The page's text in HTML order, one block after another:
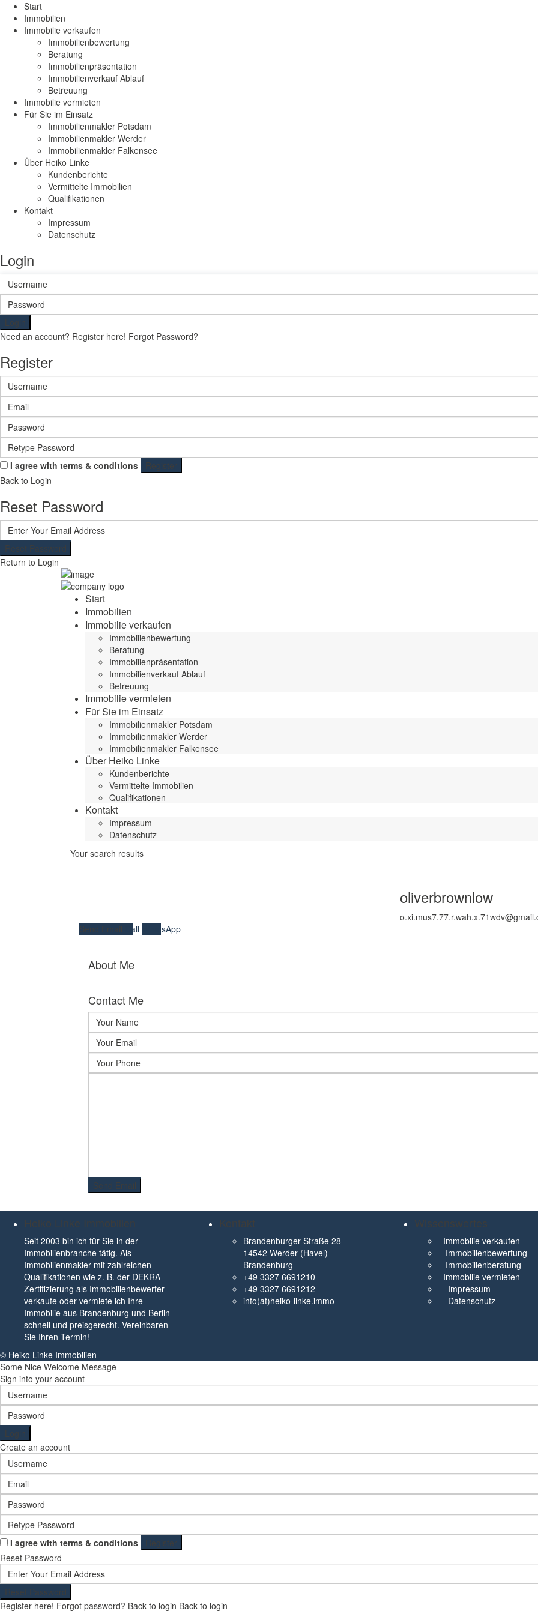
Start
Immobilien
Immobilie verkaufen
Immobilienbewertung
Beratung
Immobilienpräsentation
Immobilienverkauf Ablauf
Betreuung
Immobilie vermieten
Für Sie im Einsatz
Immobilienmakler Potsdam
Immobilienmakler Werder
Immobilienmakler Falkensee
Über Heiko Linke
Kundenberichte
Vermittelte Immobilien
Qualifikationen
Kontakt
Impressum
Datenschutz
Login
Login
Need an account? Register here! Forgot Password?
Register
I agree with terms & conditions
Register
Back to Login
Reset Password
Reset Password
Return to Login
Start
Immobilien
Immobilie verkaufen
Immobilienbewertung
Beratung
Immobilienpräsentation
Immobilienverkauf Ablauf
Betreuung
Immobilie vermieten
Für Sie im Einsatz
Immobilienmakler Potsdam
Immobilienmakler Werder
Immobilienmakler Falkensee
Über Heiko Linke
Kundenberichte
Vermittelte Immobilien
Qualifikationen
Kontakt
Impressum
Datenschutz
Your search results
oliverbrownlow
Send Email
Call WhatsApp
About Me
Contact Me
Heiko Linke Immobilien
Seit 2003 bin ich für Sie in der
Immobilienbranche tätig. Als
Immobilienmakler mit zahlreichen
Qualifikationen wie z. B. der DEKRA
Zertifizierung als Immobilienbewerter
verkaufe oder vermiete ich Ihre
Immobilie aus Brandenburg und Berlin
schnell und preisgerecht. Vereinbaren
Sie Ihren Termin!
Kontakt
Brandenburger Straße 28
14542 Werder (Havel)
Brandenburg
+49 3327 6691210
+49 3327 6691212
info(at)heiko-linke.immo
Wissenswertes
Immobilie verkaufen
Immobilienbewertung
Immobilienberatung
Immobilie vermieten
Impressum
Datenschutz
© Heiko Linke Immobilien
Some Nice Welcome Message
Sign into your account
Login
Create an account
I agree with terms & conditions
Register
Reset Password
Reset Password
Register here! Forgot password? Back to login Back to login